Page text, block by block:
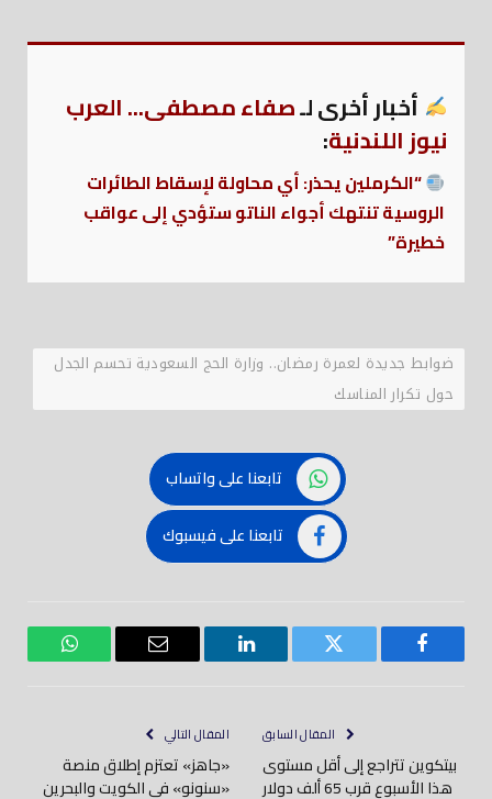
أخبار أخرى لـصفاء مصطفى... العرب
نيوز اللندنية:
“الكرملين يحذر: أي محاولة لإسقاط الطائرات
الروسية تنتهك أجواء الناتو ستؤدي إلى عواقب
خطيرة”
ضوابط جديدة لعمرة رمضان.. وزارة الحج السعودية تحسم الجدل
حول تكرار المناسك
تابعنا على واتساب
تابعنا على فيسبوك
فيسبوك تويتر لينكدود
بريد
واتساب
المقال السابق
بيتكوين تتراجع إلى أقل مستوى
هذا الأسبوع قرب 65 ألف دولار
المقال التالي
«جاهز» تعتزم إطلاق منصة
«سنونو» في الكويت والبحرين